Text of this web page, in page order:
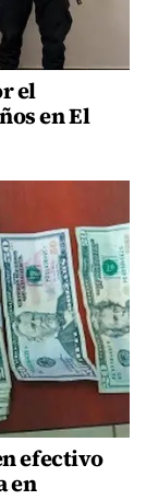
el
en El
efectivo
en